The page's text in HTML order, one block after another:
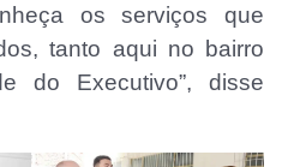
os serviços que
tanto aqui no bairro
do Executivo”, disse